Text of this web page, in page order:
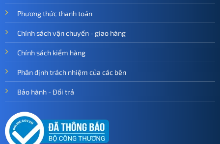
Phương thức thanh toán
Chính sách vận chuyển - giao hàng
Chính sách kiểm hàng
Phân định trách nhiệm của các bên
Bảo hành - Đổi trả